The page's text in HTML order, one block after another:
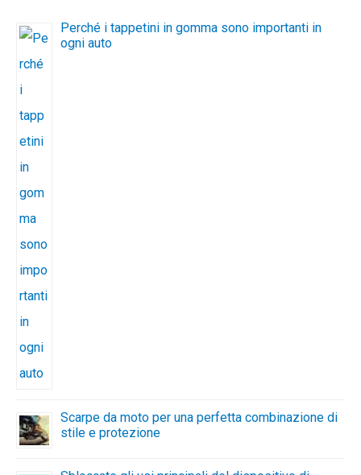
Perché i tappetini in gomma sono importanti in
ogni auto
Scarpe da moto per una perfetta combinazione di
stile e protezione